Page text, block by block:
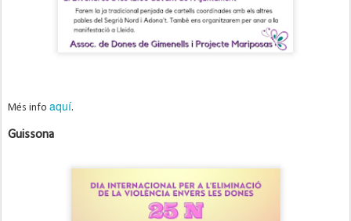
Més info aquí.
Guissona